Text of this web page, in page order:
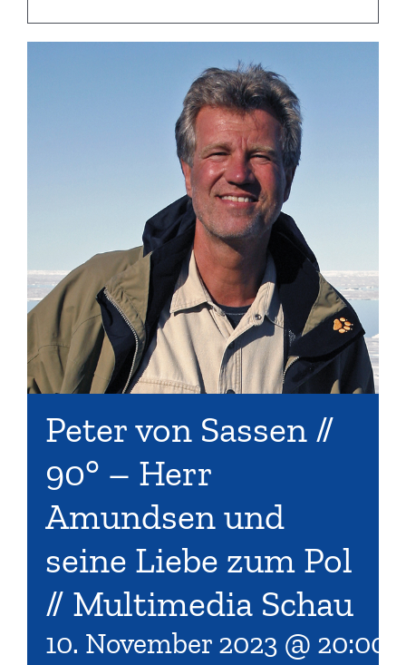
Peter von Sassen //
90° – Herr
Amundsen und
seine Liebe zum Pol
// Multimedia Schau
10. November 2023 @ 20:00